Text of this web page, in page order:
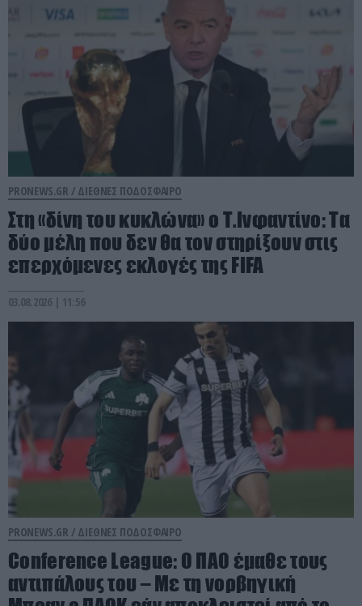
PRONEWS.GR / ΔΙΕΘΝΕΣ ΠΟΔΟΣΦΑΙΡΟ
Στη «δίνη του κυκλώνα» ο Τ.Ινφαντίνο: Τα
δύο μέλη που δεν θα τον στηρίξουν στις
επερχόμενες εκλογές της FIFA
03.08.2026 | 11:56
PRONEWS.GR / ΔΙΕΘΝΕΣ ΠΟΔΟΣΦΑΙΡΟ
Conference League: Ο ΠΑΟ έμαθε τους
αντιπάλους του – Με τη νορβηγική